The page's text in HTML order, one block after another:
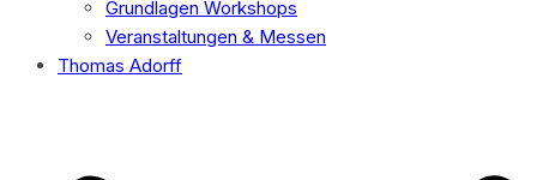
Grundlagen Workshops
Veranstaltungen & Messen
Thomas Adorff